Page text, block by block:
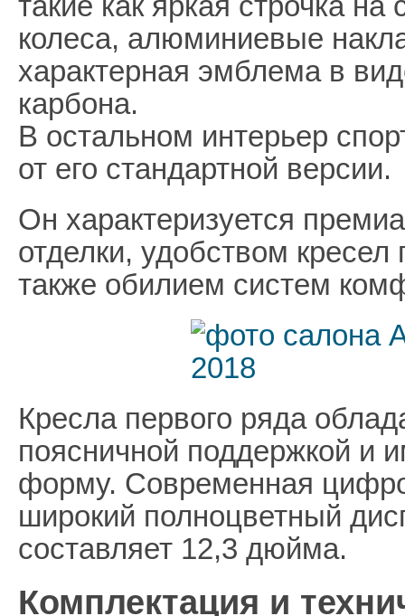
колеса, алюминиевые
характерная эмблема в
карбона.
В остальном интерьер
от его стандартной версии.
Он характеризуется
отделки, удобством кресел
также обилием систем
Кресла первого ряда
поясничной поддержкой и
форму. Современная
широкий полноцветный
составляет 12,3 дюйма.
Комплектация и